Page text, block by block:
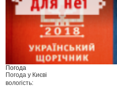
Погода
Погода у Києві
вологість: